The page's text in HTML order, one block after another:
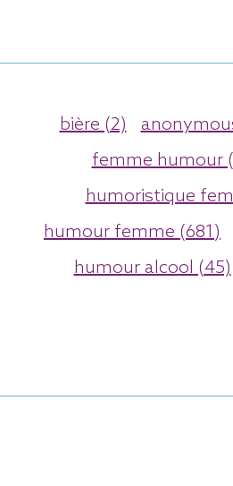
bière (2)
femme humour
humoristique
humour femme (681)
humour alcool (45)